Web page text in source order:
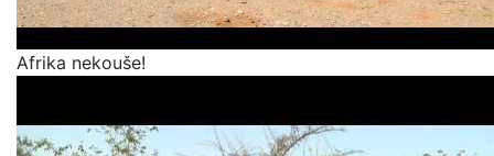
Afrika nekouše!